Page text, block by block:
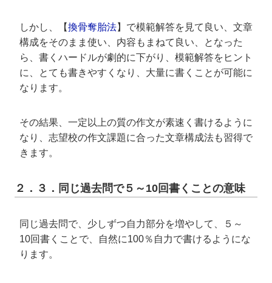
しかし、【換骨奪胎法】で模範解答を見て良い、文章
構成をそのまま使い、内容もまねて良い、となった
ら、書くハードルが劇的に下がり、模範解答をヒント
に、とても書きやすくなり、大量に書くことが可能に
なります。
その結果、一定以上の質の作文が素速く書けるように
なり、志望校の作文課題に合った文章構成法も習得で
きます。
２．３．同じ過去問で５～10回書くことの意味
同じ過去問で、少しずつ自力部分を増やして、５～
10回書くことで、自然に100％自力で書けるようにな
ります。